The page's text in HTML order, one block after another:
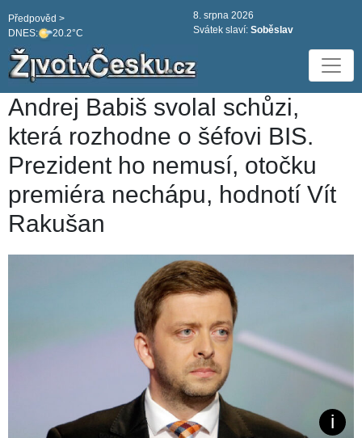
DNES: 20.2°C
Předpověd >
8. srpna 2026
Svátek slaví: Soběslav
Andrej Babiš svolal schůzi,
která rozhodne o šéfovi BIS.
Prezident ho nemusí, otočku
premiéra nechápu, hodnotí Vít
Rakušan